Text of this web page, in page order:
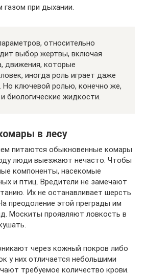
газом при дыхании.
относительно
выбор жертвы, включая
движения, которые
иногда роль играет даже
ключевой ролью, конечно же,
биологические жидкости.
в лесу
питаются обыкновенные комары
люди выезжают нечасто. Чтобы
компоненты, насекомые
и птиц. Вредители не замечают
Их не останавливает шерсть
преодоление этой преграды им
Москиты проявляют ловкость в
через кожный покров либо
у них отличается небольшими
требуемое количество крови.